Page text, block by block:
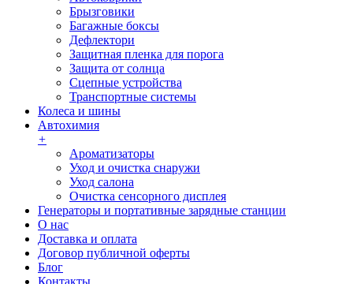
Брызговики
Багажные боксы
Дефлектори
Защитная пленка для порога
Защита от солнца
Сцепные устройства
Транспортные системы
Колеса и шины
Автохимия
+
Ароматизаторы
Уход и очистка снаружи
Уход салона
Очистка сенсорного дисплея
Генераторы и портативные зарядные станции
О нас
Доставка и оплата
Договор публичной оферты
Блог
Контакты